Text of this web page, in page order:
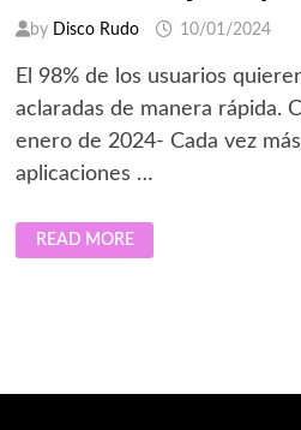
by Disco Rudo 10/01/2024
El 98% de los usuarios
aclaradas de manera rápida.
enero de 2024- Cada vez
aplicaciones …
1
DE
BANCO
READ MORE